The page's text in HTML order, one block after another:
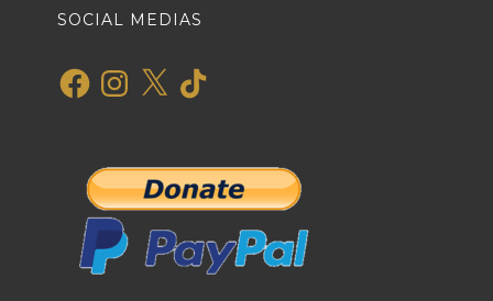
SOCIAL MEDIAS
FacebookInstagram
X TikTok